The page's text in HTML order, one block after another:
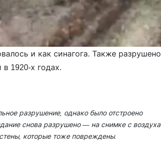
и как синагога. Также разрушено
1920-х годах.
разрушение, однако было отстроено
снова разрушено — на снимке с воздуха
которые тоже повреждены.